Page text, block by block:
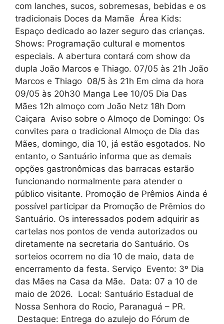
com lanches, sucos, sobremesas, bebidas e os
tradicionais Doces da Mamãe Área Kids:
Espaço dedicado ao lazer seguro das crianças.
Shows: Programação cultural e momentos
especiais. A abertura contará com show da
dupla João Marcos e Thiago. 07/05 às 21h João
Marcos e Thiago 08/5 às 21h Em cima da hora
09/05 às 20h30 Manga Lee 10/05 Dia Das
Mães 12h almoço com João Netz 18h Dom
Caiçara Aviso sobre o Almoço de Domingo: Os
convites para o tradicional Almoço de Dia das
Mães, domingo, dia 10, já estão esgotados. No
entanto, o Santuário informa que as demais
opções gastronômicas das barracas estarão
funcionando normalmente para atender o
público visitante. Promoção de Prêmios Ainda é
possível participar da Promoção de Prêmios do
Santuário. Os interessados podem adquirir as
cartelas nos pontos de venda autorizados ou
diretamente na secretaria do Santuário. Os
sorteios ocorrem no dia 10 de maio, data de
encerramento da festa. Serviço Evento: 3º Dia
das Mães na Casa da Mãe. Data: 07 a 10 de
maio de 2026. Local: Santuário Estadual de
Nossa Senhora do Rocio, Paranaguá – PR.
Destaque: Entrega do azulejo do Fórum de